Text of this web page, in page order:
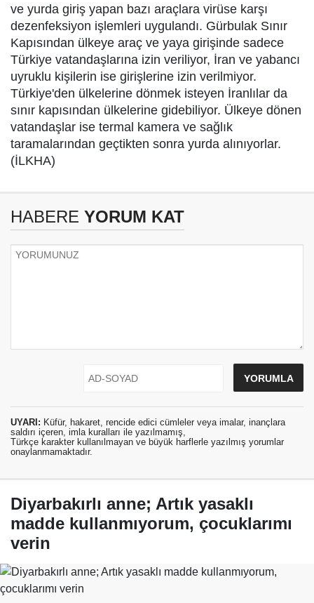
ve yurda giriş yapan bazı araçlara virüse karşı
dezenfeksiyon işlemleri uygulandı. Gürbulak Sınır
Kapısından ülkeye araç ve yaya girişinde sadece
Türkiye vatandaşlarına izin veriliyor, İran ve yabancı
uyruklu kişilerin ise girişlerine izin verilmiyor.
Türkiye'den ülkelerine dönmek isteyen İranlılar da
sınır kapısından ülkelerine gidebiliyor. Ülkeye dönen
vatandaşlar ise termal kamera ve sağlık
taramalarından geçtikten sonra yurda alınıyorlar.
(İLKHA)
HABERE YORUM KAT
UYARI: Küfür, hakaret, rencide edici cümleler veya imalar, inançlara
saldırı içeren, imla kuralları ile yazılmamış,
Türkçe karakter kullanılmayan ve büyük harflerle yazılmış yorumlar
onaylanmamaktadır.
Diyarbakırlı anne; Artık yasaklı
madde kullanmıyorum, çocuklarımı
verin